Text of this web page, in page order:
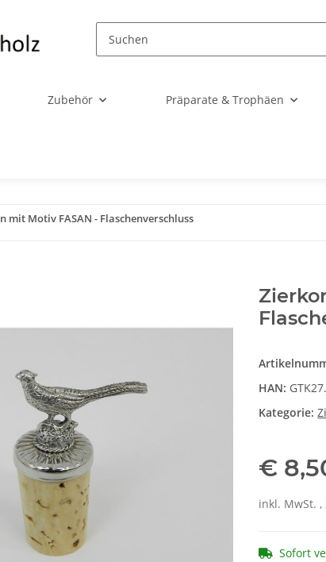
Zubehör Präparate & Trophäen
mit Motiv FASAN - Flaschenverschluss
HAN:
Kategorie:
€
inkl. MwSt.
Sofort